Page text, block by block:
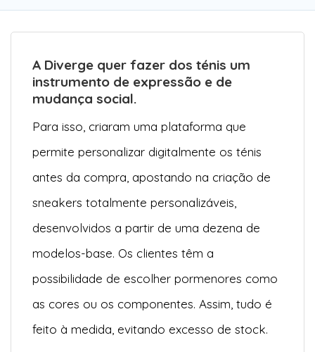
A Diverge quer fazer dos ténis um
instrumento de expressão e de
mudança social.
Para isso, criaram uma plataforma que
permite personalizar digitalmente os ténis
antes da compra, apostando na criação de
sneakers totalmente personalizáveis,
desenvolvidos a partir de uma dezena de
modelos-base. Os clientes têm a
possibilidade de escolher pormenores como
as cores ou os componentes. Assim, tudo é
feito à medida, evitando excesso de stock.